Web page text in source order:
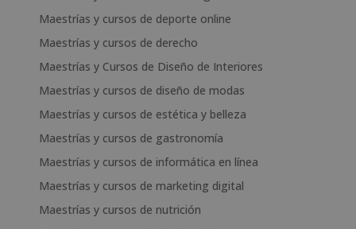
Maestrías y cursos de deporte online
Maestrías y cursos de derecho
Maestrías y Cursos de Diseño de Interiores
Maestrías y cursos de diseño de modas
Maestrías y cursos de estética y belleza
Maestrías y cursos de gastronomía
Maestrías y cursos de informática en línea
Maestrías y cursos de marketing digital
Maestrías y cursos de nutrición